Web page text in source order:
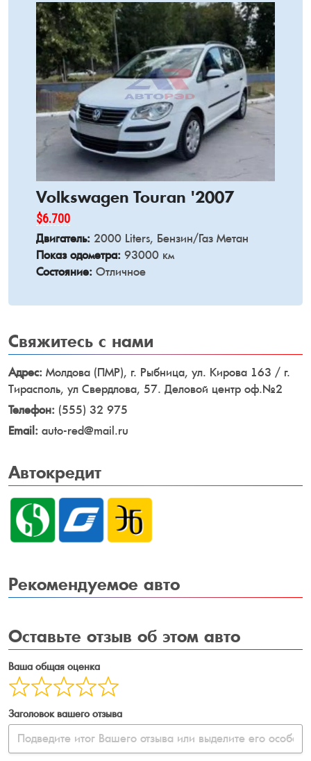
Volkswagen Touran '2007
$6.700
Двигатель: 2000 Liters, Бензин/Газ Метан
Показ одометра: 93000 км
Состояние: Отличное
Свяжитесь с нами
Адрес: Молдова (ПМР), г. Рыбница, ул. Кирова 163 / г.
Тирасполь, ул Свердлова, 57. Деловой центр оф.№2
Телефон: (555) 32 975
Email: auto-red@mail.ru
Автокредит
Рекомендуемое авто
Оставьте отзыв об этом авто
Ваша общая оценка
Заголовок вашего отзыва